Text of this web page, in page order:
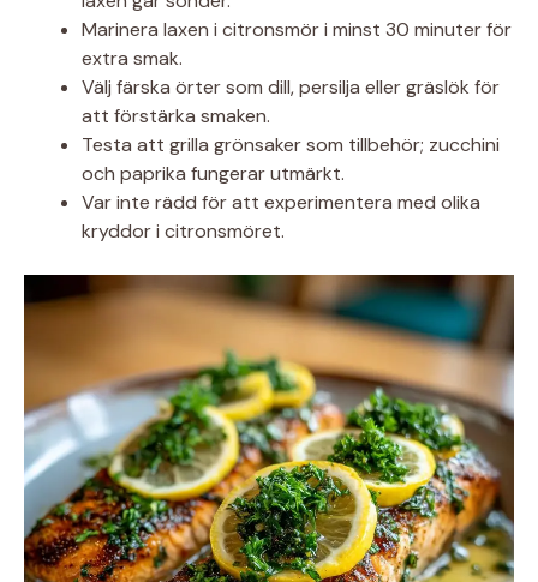
Marinera laxen i citronsmör i minst 30 minuter för
extra smak.
Välj färska örter som dill, persilja eller gräslök för
att förstärka smaken.
Testa att grilla grönsaker som tillbehör; zucchini
och paprika fungerar utmärkt.
Var inte rädd för att experimentera med olika
kryddor i citronsmöret.